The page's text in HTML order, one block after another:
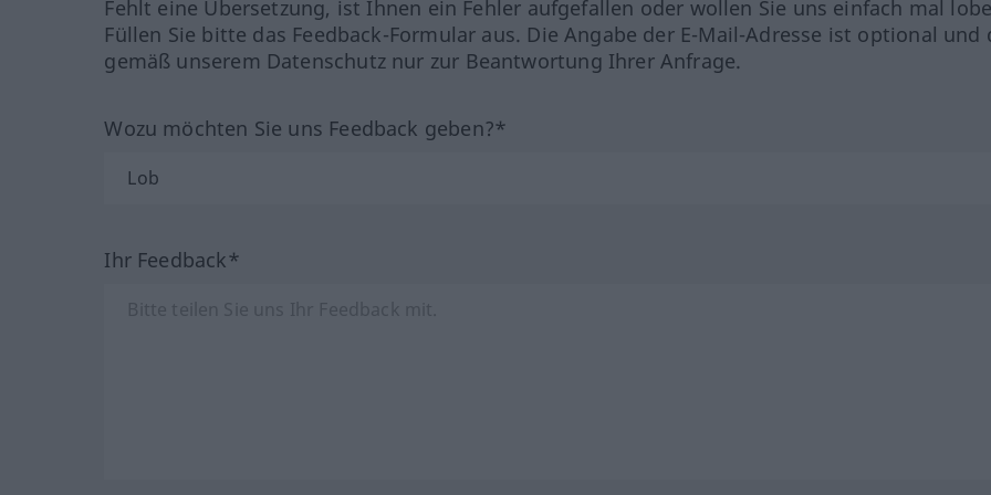
Fehlt eine Übersetzung, ist Ihnen ein Fehler aufgefallen oder wollen Sie uns einfach mal
Füllen Sie bitte das Feedback-Formular aus. Die Angabe der E-Mail-Adresse ist optional und
gemäß unserem Datenschutz nur zur Beantwortung Ihrer Anfrage.
Wozu möchten Sie uns Feedback geben?*
Ihr Feedback*